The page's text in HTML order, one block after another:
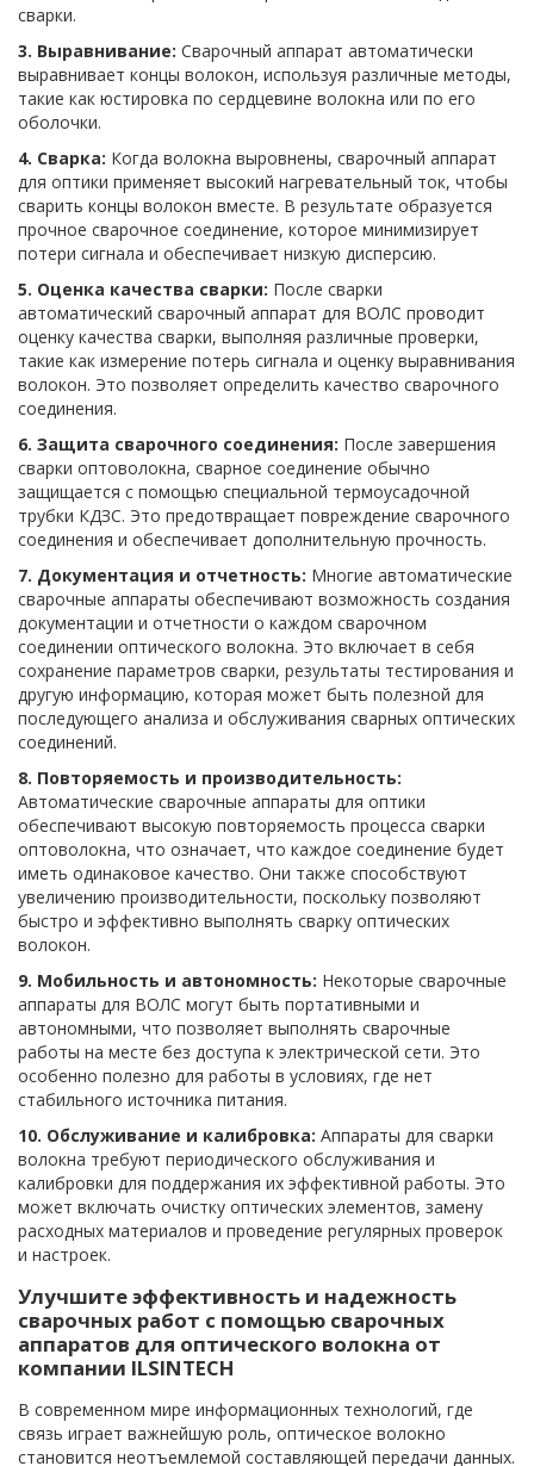
сварки.
3. Выравнивание: Сварочный аппарат автоматически
выравнивает концы волокон, используя различные методы,
такие как юстировка по сердцевине волокна или по его
оболочки.
4. Сварка: Когда волокна выровнены, сварочный аппарат
для оптики применяет высокий нагревательный ток, чтобы
сварить концы волокон вместе. В результате образуется
прочное сварочное соединение, которое минимизирует
потери сигнала и обеспечивает низкую дисперсию.
5. Оценка качества сварки: После сварки
автоматический сварочный аппарат для ВОЛС проводит
оценку качества сварки, выполняя различные проверки,
такие как измерение потерь сигнала и оценку выравнивания
волокон. Это позволяет определить качество сварочного
соединения.
6. Защита сварочного соединения: После завершения
сварки оптоволокна, сварное соединение обычно
защищается с помощью специальной термоусадочной
трубки КДЗС. Это предотвращает повреждение сварочного
соединения и обеспечивает дополнительную прочность.
7. Документация и отчетность: Многие автоматические
сварочные аппараты обеспечивают возможность создания
документации и отчетности о каждом сварочном
соединении оптического волокна. Это включает в себя
сохранение параметров сварки, результаты тестирования и
другую информацию, которая может быть полезной для
последующего анализа и обслуживания сварных оптических
соединений.
8. Повторяемость и производительность:
Автоматические сварочные аппараты для оптики
обеспечивают высокую повторяемость процесса сварки
оптоволокна, что означает, что каждое соединение будет
иметь одинаковое качество. Они также способствуют
увеличению производительности, поскольку позволяют
быстро и эффективно выполнять сварку оптических
волокон.
9. Мобильность и автономность: Некоторые сварочные
аппараты для ВОЛС могут быть портативными и
автономными, что позволяет выполнять сварочные
работы на месте без доступа к электрической сети. Это
особенно полезно для работы в условиях, где нет
стабильного источника питания.
10. Обслуживание и калибровка: Аппараты для сварки
волокна требуют периодического обслуживания и
калибровки для поддержания их эффективной работы. Это
может включать очистку оптических элементов, замену
расходных материалов и проведение регулярных проверок
и настроек.
Улучшите эффективность и надежность
сварочных работ с помощью сварочных
аппаратов для оптического волокна от
компании ILSINTECH
В современном мире информационных технологий, где
связь играет важнейшую роль, оптическое волокно
становится неотъемлемой составляющей передачи данных.